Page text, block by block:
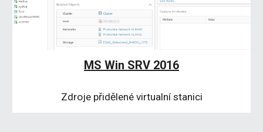
MS Win SRV 2016
Zdroje přidělené virtualní stanici